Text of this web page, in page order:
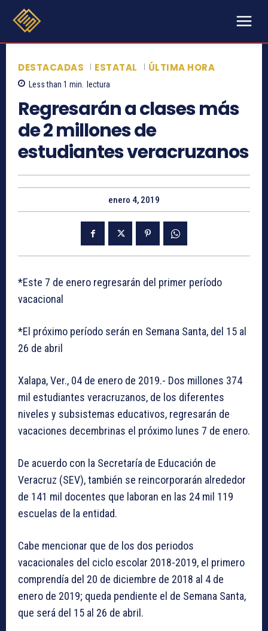
DESTACADAS ESTATAL ÚLTIMA HORA
Less than 1 min. lectura
Regresarán a clases más
de 2 millones de
estudiantes veracruzanos
enero 4, 2019
*Este 7 de enero regresarán del primer período
vacacional
*El próximo período serán en Semana Santa, del 15 al
26 de abril
Xalapa, Ver., 04 de enero de 2019.- Dos millones 374
mil estudiantes veracruzanos, de los diferentes
niveles y subsistemas educativos, regresarán de
vacaciones decembrinas el próximo lunes 7 de enero.
De acuerdo con la Secretaría de Educación de
Veracruz (SEV), también se reincorporarán alrededor
de 141 mil docentes que laboran en las 24 mil 119
escuelas de la entidad.
Cabe mencionar que de los dos periodos
vacacionales del ciclo escolar 2018-2019, el primero
comprendía del 20 de diciembre de 2018 al 4 de
enero de 2019; queda pendiente el de Semana Santa,
que será del 15 al 26 de abril.